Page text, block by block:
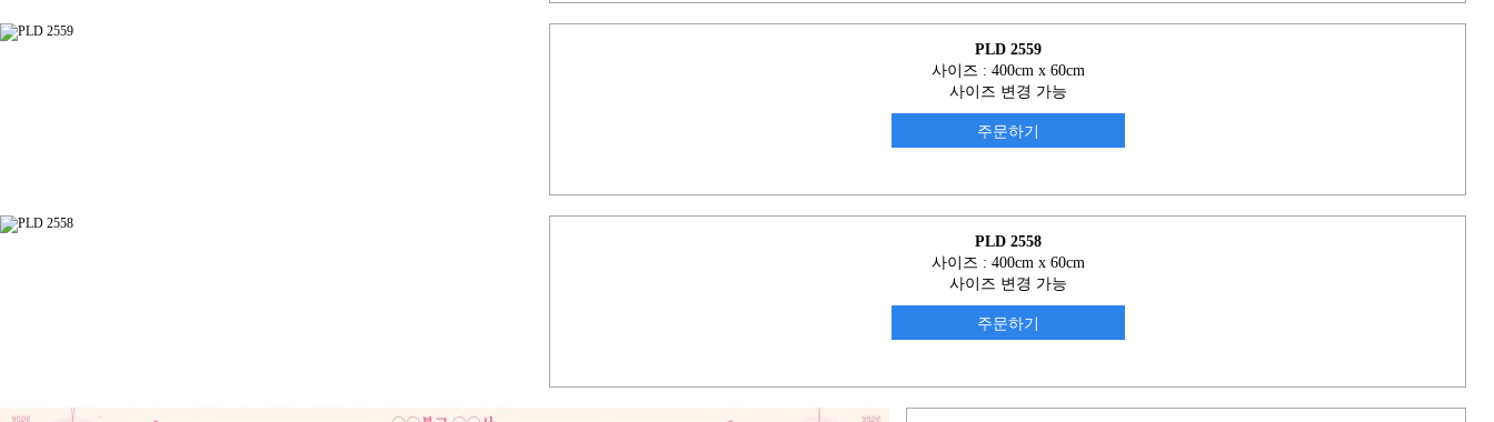
PLD 2559
사이즈 : 400cm x 60cm
사이즈 변경 가능
주문하기
PLD 2558
사이즈 : 400cm x 60cm
사이즈 변경 가능
주문하기